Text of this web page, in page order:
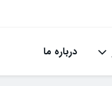
درباره ما